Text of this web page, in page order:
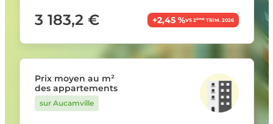
3 183,2 € +2,45 %VS 2èmeTRIM. 2026
Prix moyen au m²
des appartements
sur Aucamville